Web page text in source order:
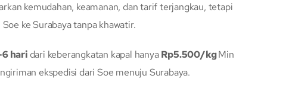
kemudahan, keamanan, dan tarif terjangkau, tetapi
ke Surabaya tanpa khawatir.
hari dari keberangkatan kapal hanyaRp5.500/kgMin
ekspedisi dari Soe menuju Surabaya.